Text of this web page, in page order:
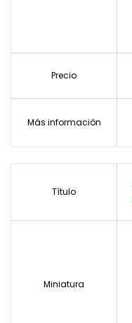
Precio
Más información
Título
Miniatura